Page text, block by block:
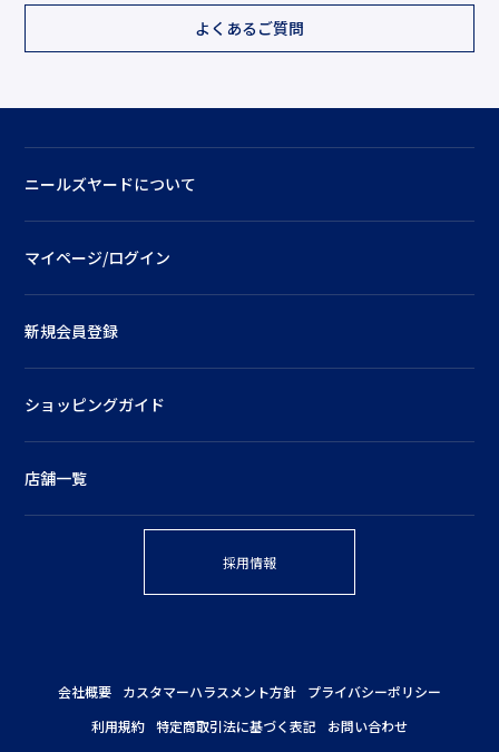
よくあるご質問
ニールズヤードについて
マイページ/ログイン
新規会員登録
ショッピングガイド
店舗一覧
採用情報
会社概要 カスタマーハラスメント方針
プライバシーポリシー
利用規約 特定商取引法に基づく表記
お問い合わせ